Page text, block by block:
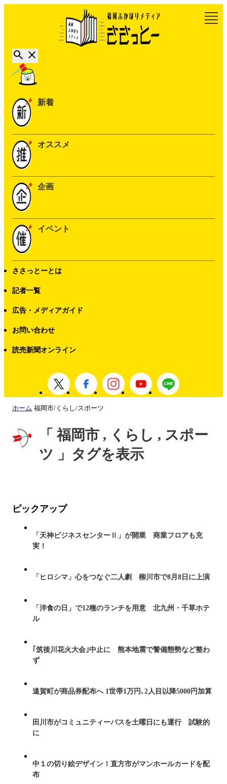
新着
オススメ
企画
イベント
ささっとーとは
記者一覧
広告・メディアガイド
お問い合わせ
読売新聞オンライン
ホーム 福岡市/くらし/スポーツ
「 福岡市 , くらし , スポー
ツ 」タグを表示
ピックアップ
「天神ビジネスセンターⅡ」が開業 商業フロアも充
実！
「ヒロシマ」心をつなぐ二人劇 柳川市で8月8日に上演
「洋食の日」で12種のランチを用意 北九州・千草ホテ
ル
｢筑後川花火大会｣中止に 熊本地震で警備態勢など整わ
ず
遠賀町が商品券配布へ 1世帯1万円､2人目以降5000円加算
田川市がコミュニティーバスを土曜日にも運行 試験的
に
中１の切り絵デザイン！直方市がマンホールカードを配
布